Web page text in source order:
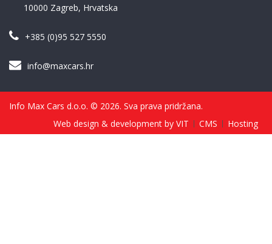
10000 Zagreb, Hrvatska
+385 (0)95 527 5550
info@maxcars.hr
Info Max Cars d.o.o. © 2026. Sva prava pridržana.
Web design & development by VIT
CMS Hosting